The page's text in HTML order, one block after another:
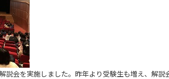
会を実施しました。昨年より受験生も増え、解説